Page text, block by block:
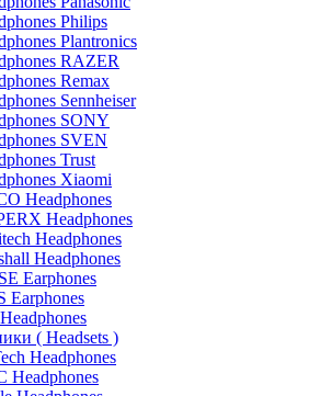
Philips
Plantronics
RAZER
Remax
Sennheiser
SONY
SVEN
Trust
Xiaomi
Headphones
Headphones
Headphones
Headphones
Earphones
Earphones
( Headsets )
Headphones
Headphones